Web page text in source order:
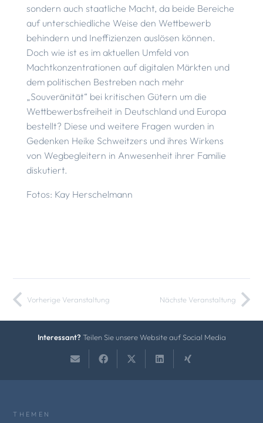
sondern auch staatliche Macht, da beide Bereiche
auf unterschiedliche Weise den Wettbewerb
behindern und Ineffizienzen auslösen können.
Doch wie ist es im aktuellen Umfeld von
Machtkonzentrationen auf digitalen Märkten und
dem politischen Bestreben nach mehr
„Souveränität“ bei kritischen Gütern um die
Wettbewerbsfreiheit in Deutschland und Europa
bestellt? Diese und weitere Fragen wurden in
Gedenken Heike Schweitzers und ihres Wirkens
von Wegbegleitern in Anwesenheit ihrer Familie
diskutiert.
Fotos: Kay Herschelmann
Vorherige Veranstaltung Nächste Veranstaltung
Interessant? Teilen Sie unsere Website auf Social Media
THEMEN